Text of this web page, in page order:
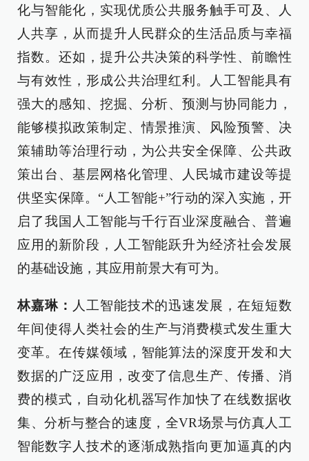
化与智能化，实现优质公共服务触手可及、人
人共享，从而提升人民群众的生活品质与幸福
指数。还如，提升公共决策的科学性、前瞻性
与有效性，形成公共治理红利。人工智能具有
强大的感知、挖掘、分析、预测与协同能力，
能够模拟政策制定、情景推演、风险预警、决
策辅助等治理行动，为公共安全保障、公共政
策出台、基层网格化管理、人民城市建设等提
供坚实保障。“人工智能+”行动的深入实施，开
启了我国人工智能与千行百业深度融合、普遍
应用的新阶段，人工智能跃升为经济社会发展
的基础设施，其应用前景大有可为。
林嘉琳： 人工智能技术的迅速发展，在短短数
年间使得人类社会的生产与消费模式发生重大
变革。在传媒领域，智能算法的深度开发和大
数据的广泛应用，改变了信息生产、传播、消
费的模式，自动化机器写作加快了在线数据收
集、分析与整合的速度，全VR场景与仿真人工
智能数字人技术的逐渐成熟指向更加逼真的内